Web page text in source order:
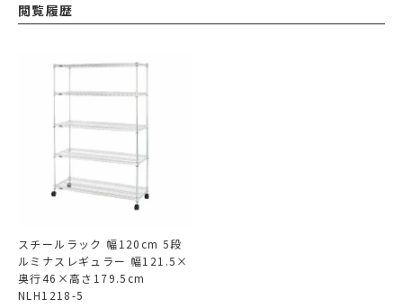
閲覧履歴
スチールラック 幅120cm 5段
ルミナスレギュラー 幅121.5×
奥行46×高さ179.5cm
NLH1218-5